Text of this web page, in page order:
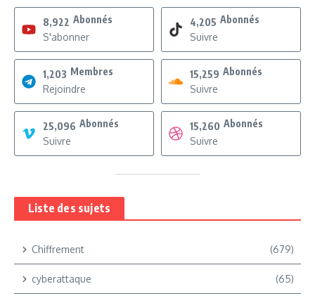
8,922 Abonnés
S'abonner
4,205 Abonnés
Suivre
1,203 Membres
Rejoindre
15,259 Abonnés
Suivre
25,096 Abonnés
Suivre
15,260 Abonnés
Suivre
Liste des sujets
Chiffrement (679)
cyberattaque (65)